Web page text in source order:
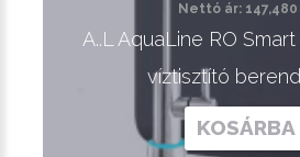
Nettó ár: 147,480
A..L AquaLine RO
víztisztító
KOSÁRBA